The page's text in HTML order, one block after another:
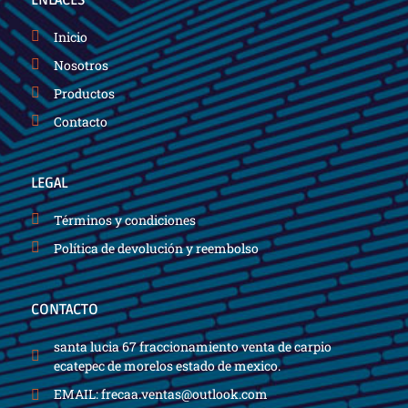
-
f
m
Inicio
Nosotros
Productos
Contacto
LEGAL
Términos y condiciones
Política de devolución y reembolso
CONTACTO
santa lucia 67 fraccionamiento venta de carpio
ecatepec de morelos estado de mexico.
EMAIL: frecaa.ventas@outlook.com